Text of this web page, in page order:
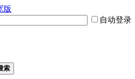
版
自动登录
索